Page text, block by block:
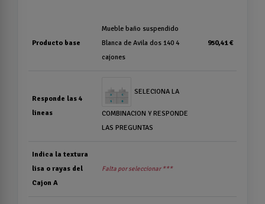
Producto base
Mueble baño suspendido
Blanca de Avila dos 140 4
cajones
950,41 €
Responde las 4
lineas
SELECIONA LA
COMBINACION Y RESPONDE
LAS PREGUNTAS
Indica la textura
lisa o rayas del
Cajon A
Falta por seleccionar ***